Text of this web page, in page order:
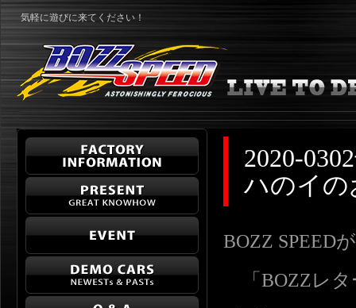
気軽に遊びに来てください！
2020-
ハのイの
BOZZ SPEED
「BOZZレタ